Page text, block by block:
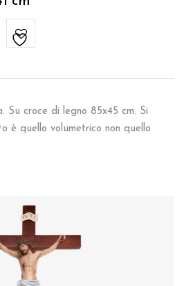
Su croce di legno 85x45 cm. Si
è quello volumetrico non quello